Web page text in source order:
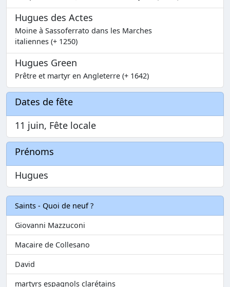
Hugues des Actes
Moine à Sassoferrato dans les Marches
italiennes (+ 1250)
Hugues Green
Prêtre et martyr en Angleterre (+ 1642)
Dates de fête
11 juin, Fête locale
Prénoms
Hugues
Saints - Quoi de neuf ?
Giovanni Mazzuconi
Macaire de Collesano
David
martyrs espagnols clarétains